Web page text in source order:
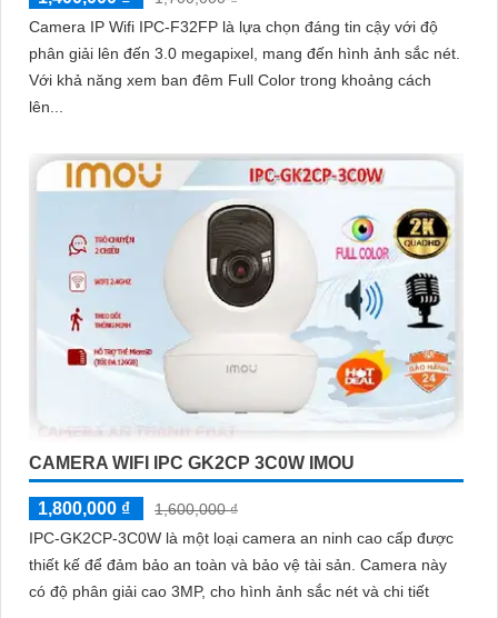
Camera IP Wifi IPC-F32FP là lựa chọn đáng tin cậy với độ
phân giải lên đến 3.0 megapixel, mang đến hình ảnh sắc nét.
Với khả năng xem ban đêm Full Color trong khoảng cách
lên...
CAMERA WIFI IPC GK2CP 3C0W IMOU
1,800,000 ₫
1,600,000 ₫
IPC-GK2CP-3C0W là một loại camera an ninh cao cấp được
thiết kế để đảm bảo an toàn và bảo vệ tài sản. Camera này
có độ phân giải cao 3MP, cho hình ảnh sắc nét và chi tiết